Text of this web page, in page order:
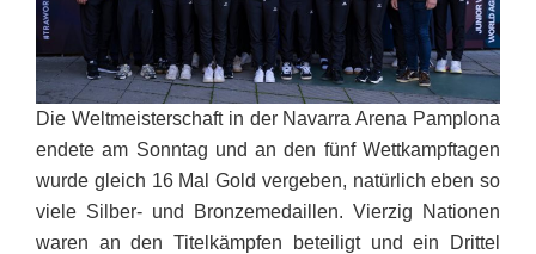
Die Weltmeisterschaft in der Navarra Arena Pamplona
endete am Sonntag und an den fünf Wettkampftagen
wurde gleich 16 Mal Gold vergeben, natürlich eben so
viele Silber- und Bronzemedaillen. Vierzig Nationen
waren an den Titelkämpfen beteiligt und ein Drittel